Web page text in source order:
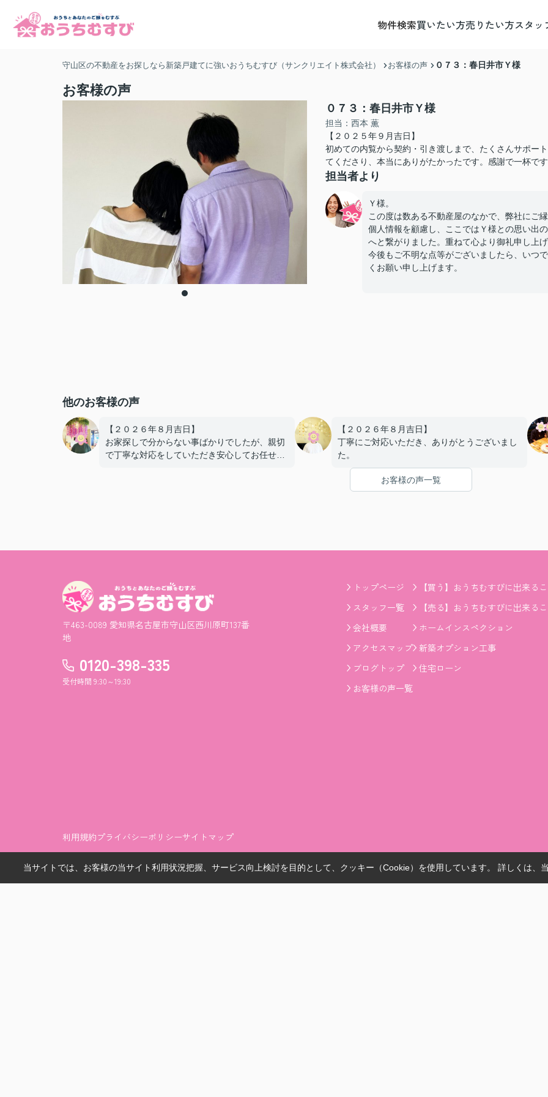
物件検索買いたい方売りたい方スタッ
守山区の不動産をお探しなら新築戸建てに強いおうちむすび（サンクリエイト株式会社） お客様の声 ０７３：春日井市Ｙ様
お客様の声
０７３：春日井市Ｙ様
担当：西本 薫
【２０２５年９月吉日】
初めての内覧から契約・引き渡しまで、たくさんサポー
てくださり、本当にありがたかったです。感謝で一杯で
担当者より
Ｙ様。
この度は数ある不動産屋のなかで、弊社にご
個人情報を顧慮し、ここではＹ様との思い出
へと繋がりました。重ねて心より御礼申し上
今後もご不明な点等がございましたら、いつ
くお願い申し上げます。
他のお客様の声
【２０２６年８月吉日】
お家探しで分からない事ばかりでしたが、親切
で丁寧な対応をしていただき安心してお任せす
【２０２６年８月吉日】
丁寧にご対応いただき、ありがとうございまし
た。
お客様の声一覧
〒463-0089 愛知県名古屋市守山区西川原町137番
地
0120-398-335
受付時間 9:30～19:30
トップページ
スタッフ一覧
会社概要
アクセスマップ
ブログトップ
お客様の声一覧
【買う】おうちむすびに出来る
【売る】おうちむすびに出来る
ホームインスペクション
新築オプション工事
住宅ローン
利用規約プライバシーポリシーサイトマップ
当サイトでは、お客様の当サイト利用状況把握、サービス向上検討を目的として、クッキー（Cookie）を使用しています。 詳しくは、